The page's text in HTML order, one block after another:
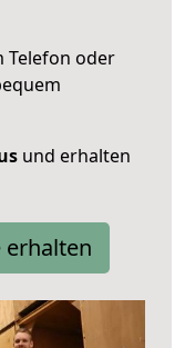
Telefon oder
und erhalten
erhalten